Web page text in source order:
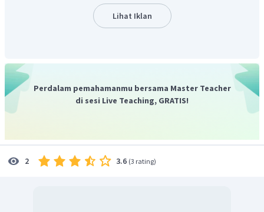
Lihat Iklan
Perdalam pemahamanmu bersama Master Teacher
di sesi Live Teaching, GRATIS!
2 3.6 (3 rating)